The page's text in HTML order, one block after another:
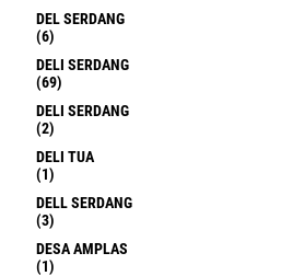
DEL SERDANG
(6)
DELI SERDANG
(69)
DELI SERDANG
(2)
DELI TUA
(1)
DELL SERDANG
(3)
DESA AMPLAS
(1)